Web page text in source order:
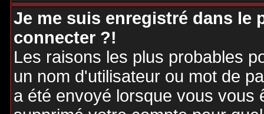
Je me suis enregistré dans le
connecter ?!
Les raisons les plus probables
un nom d'utilisateur ou mot de
a été envoyé lorsque vous vous